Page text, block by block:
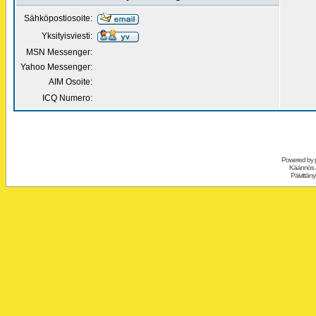
Sähköpostiosoite:
Yksityisviesti:
MSN Messenger:
Yahoo Messenger:
AIM Osoite:
ICQ Numero:
Powered by
Käännös